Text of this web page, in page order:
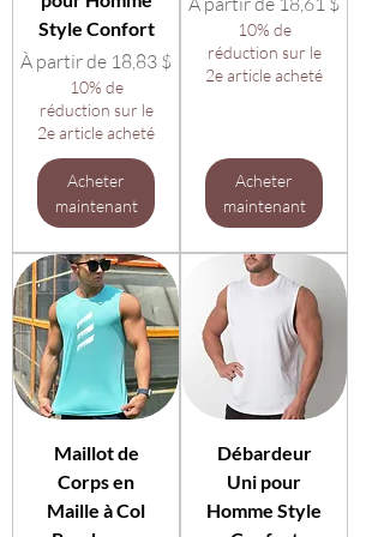
Style Confort
À partir de 18,83 $
Prix promotionnel
10% de
réduction sur le
2e article acheté
Acheter
maintenant
10% de
réduction sur le
2e article acheté
Acheter
maintenant
Maillot de
Corps en
Maille à Col
Débardeur
Uni pour
Homme Style